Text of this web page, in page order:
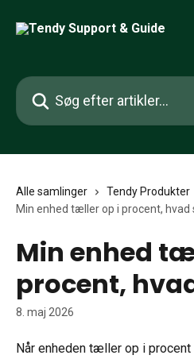
Søg efter artikler...
Alle samlinger Tendy Produkter
Min enhed tæller op i procent, hvad
Min enhed
procent,
8. maj 2026
Når enheden tæller op i